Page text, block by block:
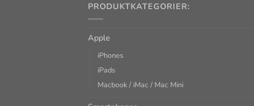
PRODUKTKATEGORIER:
Apple
iPhones
iPads
Macbook / iMac / Mac Mini